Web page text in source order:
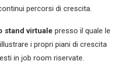
percorsi di crescita.
stand virtuale presso il quale le
i propri piani di crescita
in job room riservate.